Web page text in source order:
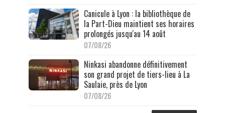
Canicule à Lyon : la bibliothèque de
la Part-Dieu maintient ses horaires
prolongés jusqu'au 14 août
07/08/26
Ninkasi abandonne définitivement
son grand projet de tiers-lieu à La
Saulaie, près de Lyon
07/08/26